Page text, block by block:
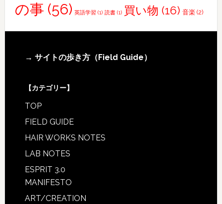
の事 (56) 英語学習 (1) 読書(1) 買い物 (16) 音楽(2)
Footer
→ サイトの歩き方（Field Guide）
【カテゴリー】
TOP
FIELD GUIDE
HAIR WORKS NOTES
LAB NOTES
ESPRIT 3.0
MANIFESTO
ART/CREATION